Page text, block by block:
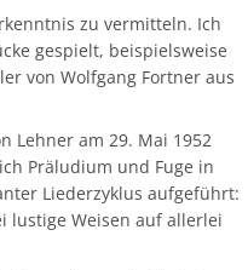
zu vermitteln. Ich
gespielt, beispielsweise
von Wolfgang Fortner aus
Lehner am 29. Mai 1952
Präludium und Fuge in
Liederzyklus aufgeführt:
lustige Weisen auf allerlei